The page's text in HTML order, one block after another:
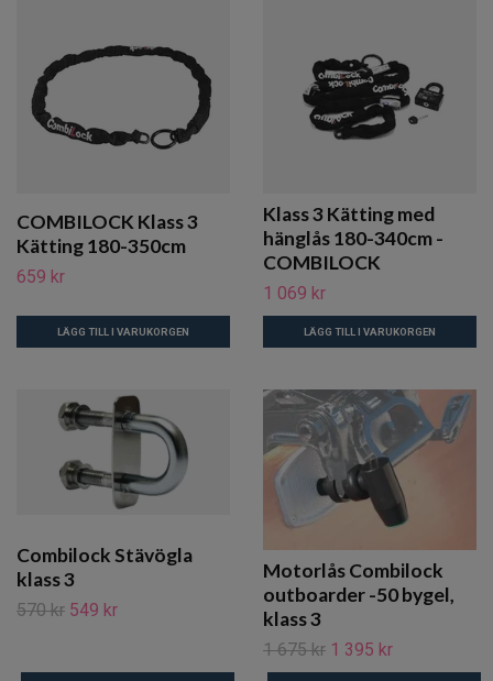
COMBILOCK Klass 3
Kätting 180-350cm
659 kr
LÄGG TILL I VARUKORGEN
Klass 3 Kätting med
hänglås 180-340cm -
COMBILOCK
1 069 kr
LÄGG TILL I VARUKORGEN
Combilock Stävögla
klass 3
570 kr 549 kr
Motorlås Combilock
outboarder -50 bygel,
klass 3
1 675 kr 1 395 kr